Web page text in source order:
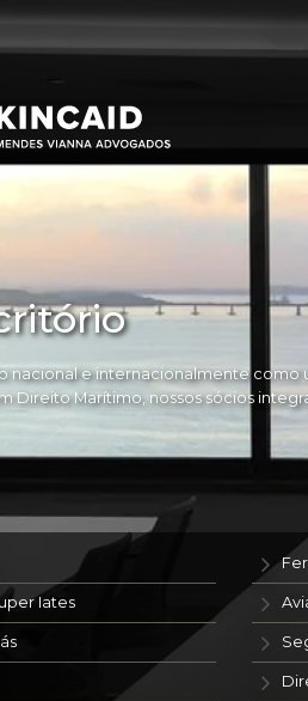
nacional e internacionalmente como
Direito Marítimo, nossos sócios
Iates